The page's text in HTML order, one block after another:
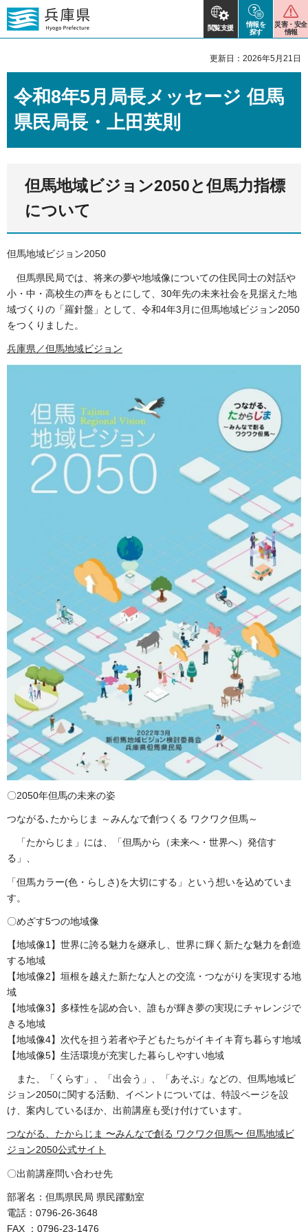
閲覧支援
情報を
探す
災害・安全
情報
更新日：2026年5月21日
令和8年5月局長メッセージ 但馬
県民局長・上田英則
但馬地域ビジョン2050と但馬力指標
について
但馬地域ビジョン2050
但馬県民局では、将来の夢や地域像についての住民同士の対話や
小・中・高校生の声をもとにして、30年先の未来社会を見据えた地
域づくりの「羅針盤」として、令和4年3月に但馬地域ビジョン2050
をつくりました。
兵庫県／但馬地域ビジョン
〇2050年但馬の未来の姿
つながる､たからじま ～みんなで創つくる ワクワク但馬～
「たからじま」には、「但馬から（未来へ・世界へ）発信す
る」、
「但馬カラー(色・らしさ)を大切にする」という想いを込めていま
す。
〇めざす5つの地域像
【地域像1】世界に誇る魅力を継承し、世界に輝く新たな魅力を創造
する地域
【地域像2】垣根を越えた新たな人との交流・つながりを実現する地
域
【地域像3】多様性を認め合い、誰もが輝き夢の実現にチャレンジで
きる地域
【地域像4】次代を担う若者や子どもたちがイキイキ育ち暮らす地域
【地域像5】生活環境が充実した暮らしやすい地域
また、「くらす」、「出会う」、「あそぶ」などの、但馬地域ビ
ジョン2050に関する活動、イベントについては、特設ページを設
け、案内しているほか、出前講座も受け付けています。
つながる、たからじま 〜みんなで創る ワクワク但馬〜 但馬地域ビ
ジョン2050公式サイト
〇出前講座問い合わせ先
部署名：但馬県民局 県民躍動室
電話：0796-26-3648
FAX ：0796-23-1476